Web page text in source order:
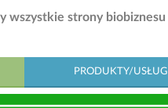
wszystkie strony biobiznesu
PRODUKTY/USŁUGI